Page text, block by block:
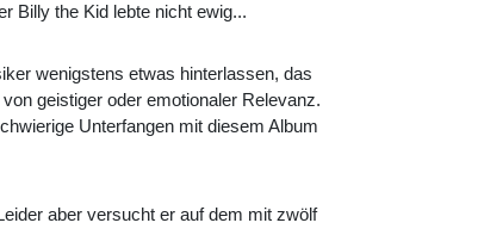
Billy the Kid lebte nicht ewig...
wenigstens etwas hinterlassen, das
geistiger oder emotionaler Relevanz.
Unterfangen mit diesem Album
aber versucht er auf dem mit zwölf